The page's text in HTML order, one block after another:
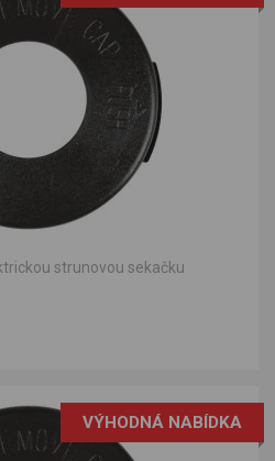
strunovou sekačku
VÝHODNÁ NABÍDKA